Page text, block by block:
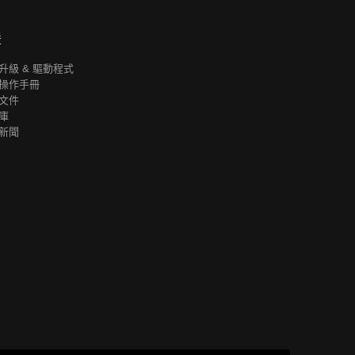
級 & 驅動程式
作手冊
件
聞